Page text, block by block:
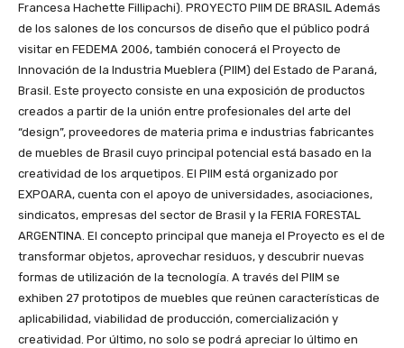
Francesa Hachette Fillipachi). PROYECTO PIIM DE BRASIL Además
de los salones de los concursos de diseño que el público podrá
visitar en FEDEMA 2006, también conocerá el Proyecto de
Innovación de la Industria Mueblera (PIIM) del Estado de Paraná,
Brasil. Este proyecto consiste en una exposición de productos
creados a partir de la unión entre profesionales del arte del
“design”, proveedores de materia prima e industrias fabricantes
de muebles de Brasil cuyo principal potencial está basado en la
creatividad de los arquetipos. El PIIM está organizado por
EXPOARA, cuenta con el apoyo de universidades, asociaciones,
sindicatos, empresas del sector de Brasil y la FERIA FORESTAL
ARGENTINA. El concepto principal que maneja el Proyecto es el de
transformar objetos, aprovechar residuos, y descubrir nuevas
formas de utilización de la tecnología. A través del PIIM se
exhiben 27 prototipos de muebles que reúnen características de
aplicabilidad, viabilidad de producción, comercialización y
creatividad. Por último, no solo se podrá apreciar lo último en